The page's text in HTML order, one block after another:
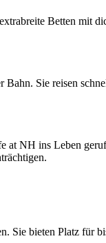
Betten mit
Sie reisen
at NH ins Leben
Sie bieten Platz für